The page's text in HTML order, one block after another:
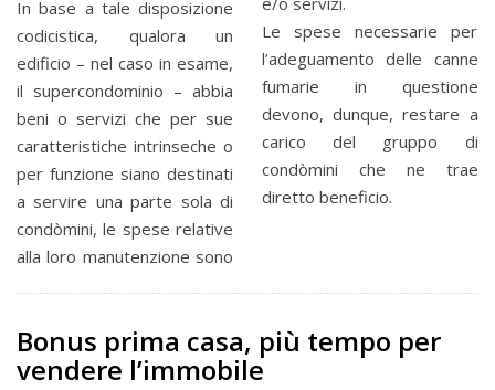
In base a tale disposizione
codicistica, qualora un
edificio – nel caso in esame,
il supercondominio – abbia
beni o servizi che per sue
caratteristiche intrinseche o
per funzione siano destinati
a servire una parte sola di
condòmini, le spese relative
alla loro manutenzione sono
Le spese necessarie per
l’adeguamento delle canne
fumarie in questione
devono, dunque, restare a
carico del gruppo di
condòmini che ne trae
diretto beneficio.
Bonus prima casa, più tempo per
vendere l’immobile